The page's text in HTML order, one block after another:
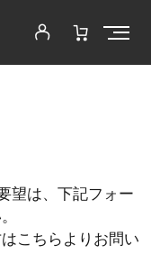
望は、下記フォー
こちらよりお問い